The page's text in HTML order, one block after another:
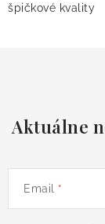
špičkové kvality
Aktuálne
Email